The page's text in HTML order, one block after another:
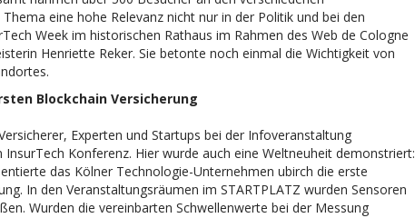
eine hohe Relevanz nicht nur in der Politik und bei den
Week im historischen Rathaus im Rahmen des Web de Cologne
Henriette Reker. Sie betonte noch einmal die Wichtigkeit von
Blockchain Versicherung
Experten und Startups bei der Infoveranstaltung
InsurTech Konferenz. Hier wurde auch eine Weltneuheit demonstriert:
das Kölner Technologie-Unternehmen ubirch die erste
In den Veranstaltungsräumen im STARTPLATZ wurden Sensoren
Wurden die vereinbarten Schwellenwerte bei der Messung